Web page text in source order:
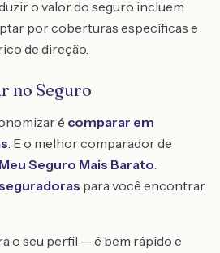
o valor do seguro incluem
por coberturas específicas e
de direção.
no Seguro
é comparar em
. E o melhor comparador de
Meu Seguro Mais Barato.
para você encontrar
o seu perfil — é bem rápido e